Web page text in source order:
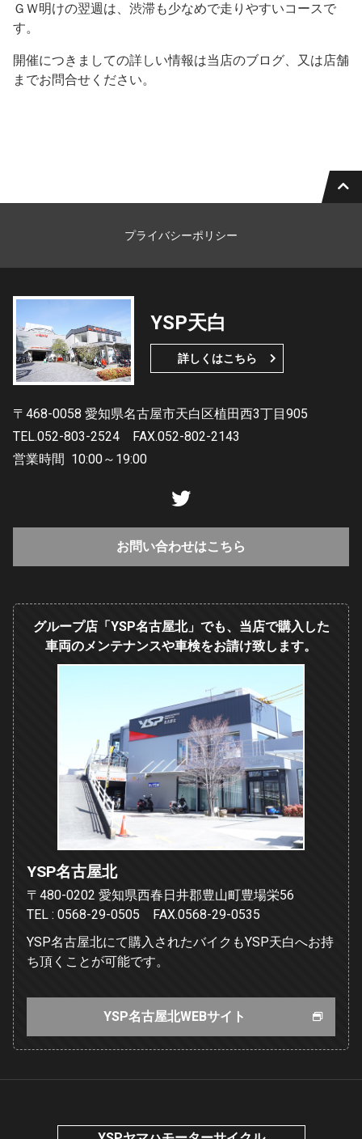
ＧＷ明けの翌週は、渋滞も少なめで走りやすいコースで
す。
開催につきましての詳しい情報は当店のブログ、又は店舗
までお問合せください。
プライバシーポリシー
YSP天白
詳しくはこちら
〒468-0058 愛知県名古屋市天白区植田西3丁目905
TEL.052-803-2524
FAX.052-802-2143
営業時間 10:00～19:00
お問い合わせはこちら
グループ店「YSP名古屋北」でも、当店で購入した
車両のメンテナンスや車検をお請け致します。
YSP名古屋北
〒480-0202 愛知県西春日井郡豊山町豊場栄56
TEL : 0568-29-0505 FAX.0568-29-0535
YSP名古屋北にて購入されたバイクもYSP天白へお持
ち頂くことが可能です。
YSP名古屋北WEBサイト